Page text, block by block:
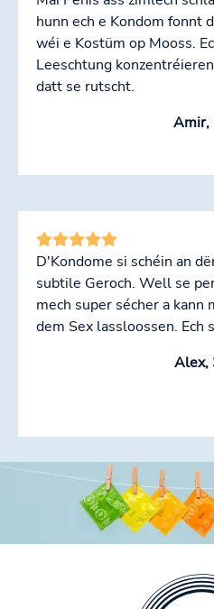
hunn ech e Kondom fonnt
wéi e Kostüm op Mooss.
Leeschtung
datt se rutscht.
Amir,
D'Kondome si schéin an
subtile Geroch. Well se
mech super sécher a kann
dem Sex lassloossen. Ech
Alex,